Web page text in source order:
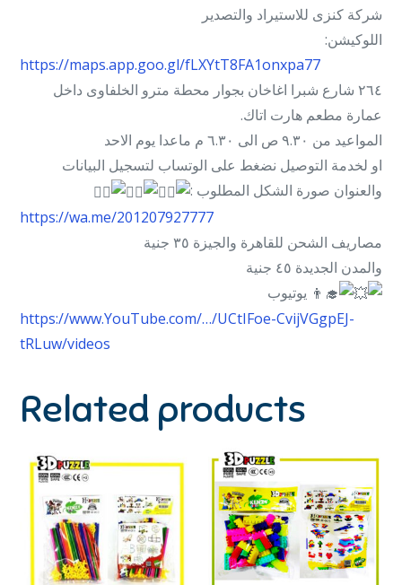
شركة كنزى للاستيراد والتصدير
اللوكيشن:
https://maps.app.goo.gl/fLXYtT8FA1onxpa77
٢٦٤ شارع شبرا اغاخان بجوار محطة مترو الخلفاوى داخل
عمارة مطعم هارت اتاك.
المواعيد من ٩.٣٠ ص الى ٦.٣٠ م ماعدا يوم الاحد
او لخدمة التوصيل نضغط على الوتساب لتسجيل البيانات
والعنوان صورة الشكل المطلوب :
https://wa.me/201207927777
مصاريف الشحن للقاهرة والجيزة ٣٥ جنية
والمدن الجديدة ٤٥ جنية
يوتيوب
https://www.YouTube.com/…/UCtIFoe-CvijVGgpEJ-
tRLuw/videos
Related products